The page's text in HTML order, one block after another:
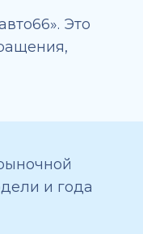
Это
и года